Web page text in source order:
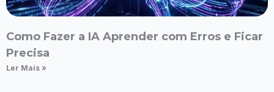
Como Fazer a IA Aprender com Erros e Ficar
Precisa
Ler Mais »